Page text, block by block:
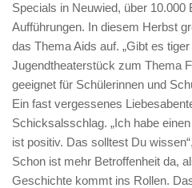
Specials in Neuwied, über 10.000
Aufführungen. In diesem Herbst
das Thema Aids auf. „Gibt es
Jugendtheaterstück zum Thema
geeignet für Schülerinnen und
Ein fast vergessenes
Schicksalsschlag. „Ich habe
ist positiv. Das solltest Du
Schon ist mehr Betroffenheit da,
Geschichte kommt ins Rollen.